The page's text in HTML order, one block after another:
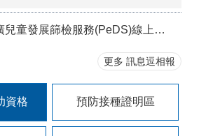
童發展篩檢服務(PeDS)線上抽獎活動
更多 訊息逗相報
資格 預防接種證明區